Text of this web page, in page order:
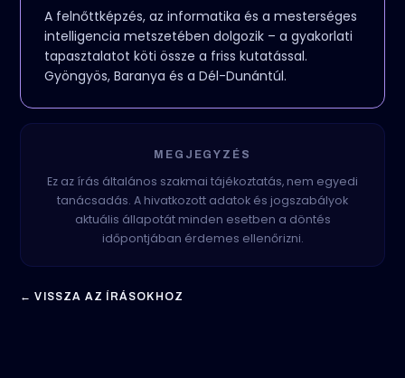
A felnőttképzés, az informatika és a mesterséges
intelligencia metszetében dolgozik – a gyakorlati
tapasztalatot köti össze a friss kutatással.
Gyöngyös, Baranya és a Dél-Dunántúl.
MEGJEGYZÉS
Ez az írás általános szakmai tájékoztatás, nem egyedi
tanácsadás. A hivatkozott adatok és jogszabályok
aktuális állapotát minden esetben a döntés
időpontjában érdemes ellenőrizni.
← VISSZA AZ ÍRÁSOKHOZ